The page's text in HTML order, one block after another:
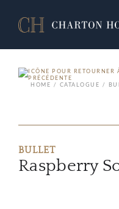
HOME
CATALOGUE
BULLET
Raspberry